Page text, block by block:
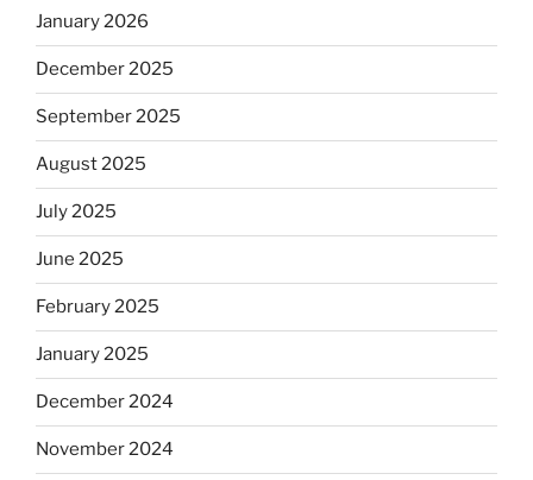
January 2026
December 2025
September 2025
August 2025
July 2025
June 2025
February 2025
January 2025
December 2024
November 2024